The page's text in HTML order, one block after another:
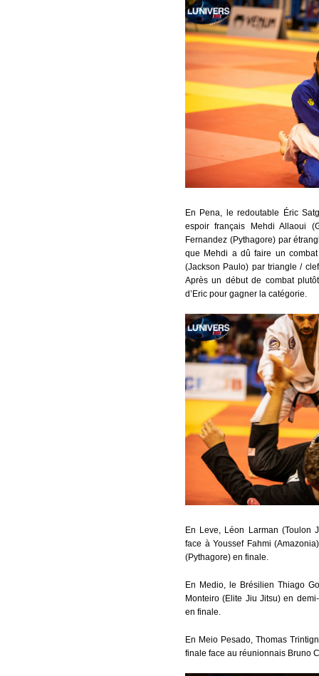
En Pena, le redoutable Éric
espoir français Mehdi Allaoui
Fernandez (Pythagore) par
que Mehdi a dû faire un
(Jackson Paulo) par triangle /
Après un début de combat
d’Eric pour gagner la catégorie.
En Leve, Léon Larman (Toulon
face à Youssef Fahmi
(Pythagore) en finale.
En Medio, le Brésilien Thiago
Monteiro (Elite Jiu Jitsu) en
en finale.
En Meio Pesado, Thomas
finale face au réunionnais Bruno